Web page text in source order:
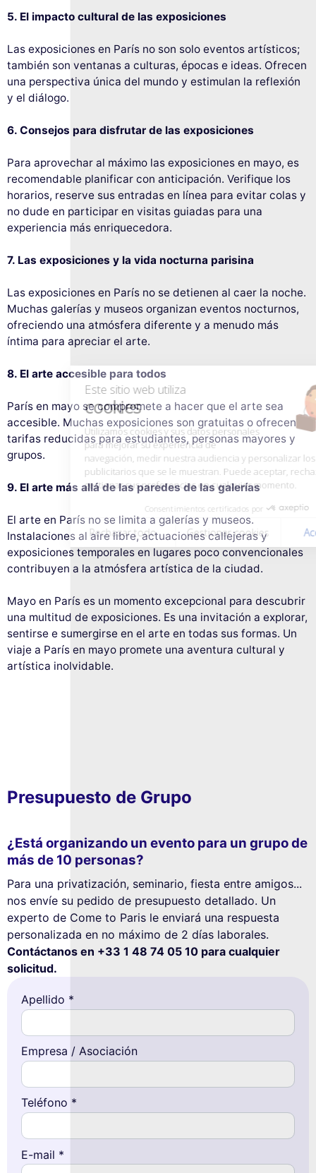
Este sitio web utiliza
cookies
Utilizamos cookies y sus datos personales
navegación, medir nuestra audiencia y personalizar los anuncios
publicitarios que se le muestran. Puede aceptar, rechazar o
gestionar sus preferencias en cualquier momento.
Consentimientos certificados por
Rechazar todo Gestionar cookies Aceptar todo
5. El impacto cultural de las exposiciones
Las exposiciones en París no son solo eventos artísticos;
también son ventanas a culturas, épocas e ideas. Ofrecen
una perspectiva única del mundo y estimulan la reflexión
y el diálogo.
6. Consejos para disfrutar de las exposiciones
Para aprovechar al máximo las exposiciones en mayo, es
recomendable planificar con anticipación. Verifique los
horarios, reserve sus entradas en línea para evitar colas y
no dude en participar en visitas guiadas para una
experiencia más enriquecedora.
7. Las exposiciones y la vida nocturna parisina
Las exposiciones en París no se detienen al caer la noche.
Muchas galerías y museos organizan eventos nocturnos,
ofreciendo una atmósfera diferente y a menudo más
íntima para apreciar el arte.
8. El arte accesible para todos
París en mayo se compromete a hacer que el arte sea
accesible. Muchas exposiciones son gratuitas o ofrecen
tarifas reducidas para estudiantes, personas mayores y
grupos.
9. El arte más allá de las paredes de las galerías
El arte en París no se limita a galerías y museos.
Instalaciones al aire libre, actuaciones callejeras y
exposiciones temporales en lugares poco convencionales
contribuyen a la atmósfera artística de la ciudad.
Mayo en París es un momento excepcional para descubrir
una multitud de exposiciones. Es una invitación a explorar,
sentirse e sumergirse en el arte en todas sus formas. Un
viaje a París en mayo promete una aventura cultural y
artística inolvidable.
Presupuesto de Grupo
¿Está organizando un evento para un grupo de
más de 10 personas?
Para una privatización, seminario, fiesta entre amigos...
nos envíe su pedido de presupuesto detallado. Un
experto de Come to Paris le enviará una respuesta
personalizada en no máximo de 2 días laborales.
Contáctanos en +33 1 48 74 05 10 para cualquier
solicitud.
Apellido *
Empresa / Asociación
Teléfono *
E-mail *